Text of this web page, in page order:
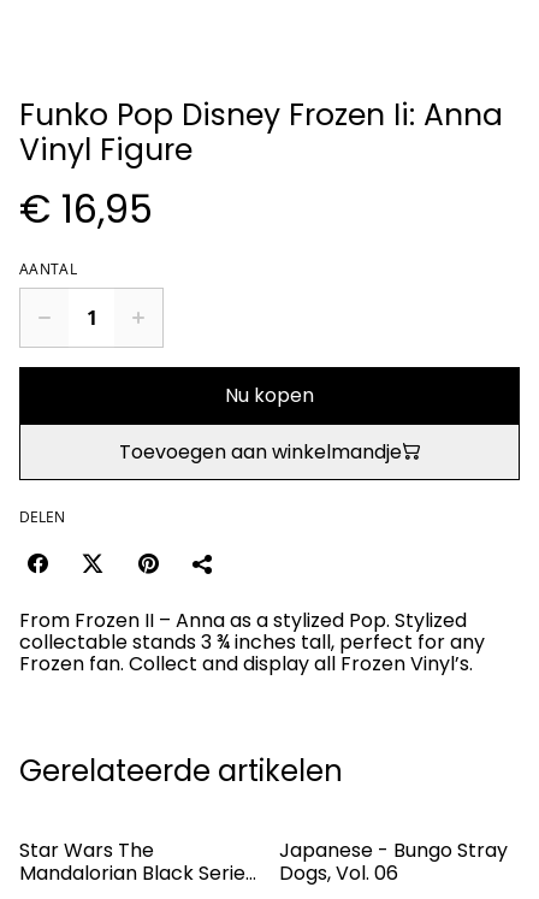
Funko Pop Disney Frozen Ii: Anna
Vinyl Figure
€ 16,95
AANTAL
Nu kopen
Toevoegen aan winkelmandje
DELEN
From Frozen II – Anna as a stylized Pop. Stylized
collectable stands 3 ¾ inches tall, perfect for any
Frozen fan. Collect and display all Frozen Vinyl’s.
Gerelateerde artikelen
Star Wars The
Mandalorian Black Series
Japanese - Bungo Stray
Dogs, Vol. 06